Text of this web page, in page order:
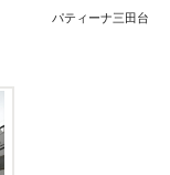
パティーナ三田台